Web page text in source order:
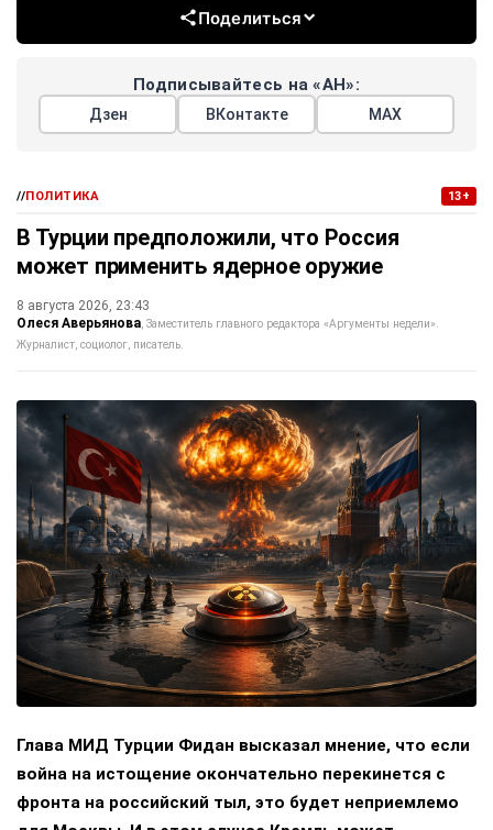
Поделиться
Подписывайтесь на «АН»:
Дзен ВКонтакте МАХ
//ПОЛИТИКА 13+
В Турции предположили, что Россия
может применить ядерное оружие
8 августа 2026, 23:43
Олеся Аверьянова Заместитель главного редактора «Аргументы недели».
Журналист, социолог, писатель.
Глава МИД Турции Фидан высказал мнение, что если
война на истощение окончательно перекинется с
фронта на российский тыл, это будет неприемлемо